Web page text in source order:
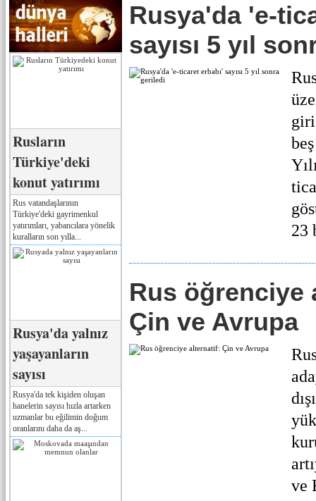
Rusların
Türkiye'deki
konut yatırımı
Rus vatandaşlarının
Türkiye'deki gayrimenkul
yatırımları, yabancılara yönelik
kuralların son yılla...
Rusya'da yalnız
yaşayanların
sayısı
Rusya'da tek kişiden oluşan
hanelerin sayısı hızla artarken
uzmanlar bu eğilimin doğum
oranlarını daha da aş...
Rusya'da 'e-
sayısı 5 yıl
23
Rus öğrenciye
Çin ve Avrupa
ve